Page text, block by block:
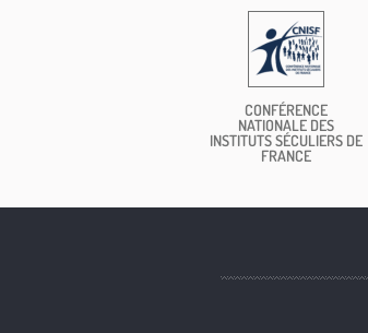
CONFÉRENCE
NATIONALE DES
INSTITUTS SÉCULIERS DE
FRANCE